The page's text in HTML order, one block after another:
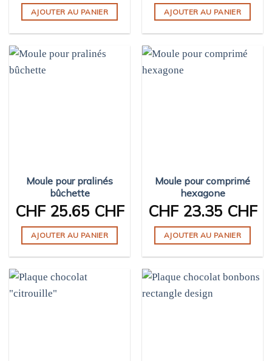
AJOUTER AU PANIER AJOUTER AU PANIER
Moule pour pralinés
bûchette
CHF25.65 CHF
AJOUTER AU PANIER
Moule pour comprimé
hexagone
CHF23.35 CHF
AJOUTER AU PANIER